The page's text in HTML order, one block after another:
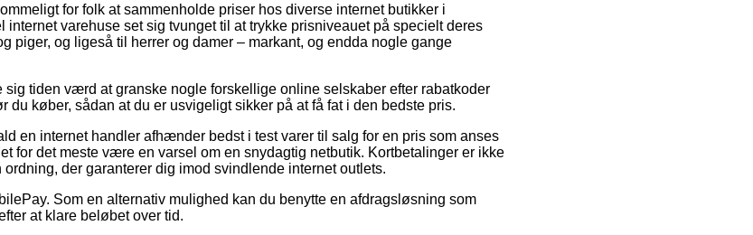
for folk at sammenholde priser hos diverse internet butikker i
internet varehuse set sig tvunget til at trykke prisniveauet på specielt deres
piger, og ligeså til herrer og damer – markant, og endda nogle gange
tiden værd at granske nogle forskellige online selskaber efter rabatkoder
du køber, sådan at du er usvigeligt sikker på at få fat i den bedste pris.
en internet handler afhænder bedst i test varer til salg for en pris som anses
for det meste være en varsel om en snydagtig netbutik. Kortbetalinger er ikke
der garanterer dig imod svindlende internet outlets.
Som en alternativ mulighed kan du benytte en afdragsløsning som
at klare beløbet over tid.